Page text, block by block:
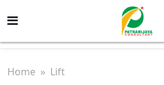
Home » Lift